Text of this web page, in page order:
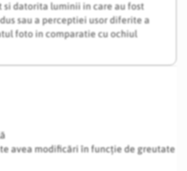
si datorita luminii in care au fost
sau a perceptiei usor diferite a
foto in comparatie cu ochiul
avea modificări în funcție de greutate